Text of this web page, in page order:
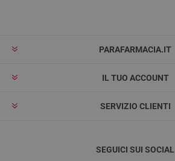
PARAFARMACIA.IT
IL TUO ACCOUNT
SERVIZIO CLIENTI
SEGUICI SUI SOCIAL